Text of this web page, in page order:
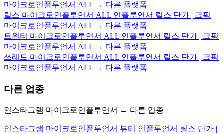
마이크로인플루언서 ALL → 다른 플랫폼
릴스 마이크로인플루언서 ALL 인플루언서 릴스 단가 | 크픽
마이크로인플루언서 ALL → 다른 플랫폼
트위터 마이크로인플루언서 ALL 인플루언서 릴스 단가 | 크픽
마이크로인플루언서 ALL → 다른 플랫폼
쓰레드 마이크로인플루언서 ALL 인플루언서 릴스 단가 | 크픽
마이크로인플루언서 ALL → 다른 플랫폼
다른 업종
인스타그램 마이크로인플루언서 → 다른 업종
인스타그램 마이크로인플루언서 뷰티 인플루언서 릴스 단가 |